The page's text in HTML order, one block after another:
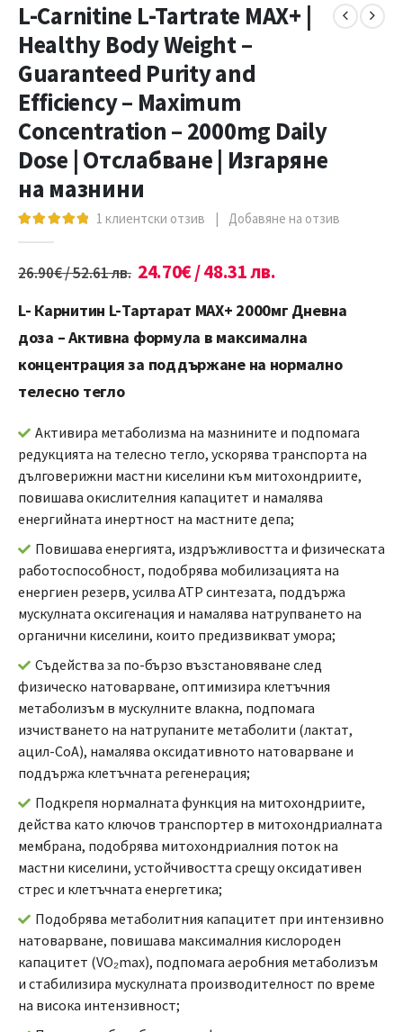
L-Carnitine L-Tartrate МАХ+ |
Healthy Body Weight –
Guaranteed Purity and
Efficiency – Maximum
Concentration – 2000mg Daily
Dose | Отслабване | Изгаряне
на мазнини
1 клиентски отзив | Добавяне на отзив
26.90€/ 52.61 лв. 24.70€/ 48.31 лв.
L- Карнитин L-Тартарат МАХ+ 2000мг Дневна
доза – Активна формула в максимална
концентрация за поддържане на нормално
телесно тегло
Активира метаболизма на мазнините и подпомага
редукцията на телесно тегло, ускорява транспорта на
дълговерижни мастни киселини към митохондриите,
повишава окислителния капацитет и намалява
енергийната инертност на мастните депа;
Повишава енергията, издръжливостта и физическата
работоспособност, подобрява мобилизацията на
енергиен резерв, усилва ATP синтезата, поддържа
мускулната оксигенация и намалява натрупването на
органични киселини, които предизвикват умора;
Съдейства за по-бързо възстановяване след
физическо натоварване, оптимизира клетъчния
метаболизъм в мускулните влакна, подпомага
изчистването на натрупаните метаболити (лактат,
ацил-CoA), намалява оксидативното натоварване и
поддържа клетъчната регенерация;
Подкрепя нормалната функция на митохондриите,
действа като ключов транспортер в митохондриалната
мембрана, подобрява митохондриалния поток на
мастни киселини, устойчивостта срещу оксидативен
стрес и клетъчната енергетика;
Подобрява метаболитния капацитет при интензивно
натоварване, повишава максималния кислороден
капацитет (VO₂max), подпомага аеробния метаболизъм
и стабилизира мускулната производителност по време
на висока интензивност;